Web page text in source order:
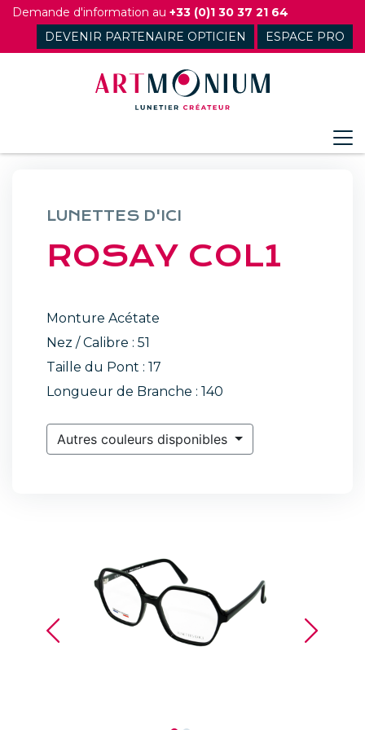
Skip
content
Demande d'information au +33 (0)1 30 37 21 64
DEVENIR PARTENAIRE OPTICIEN
ESPACE PRO
LUNETTES D'ICI
ROSAY COL1
Monture Acétate
Nez / Calibre : 51
Taille du Pont : 17
Longueur de Branche : 140
Autres couleurs disponibles